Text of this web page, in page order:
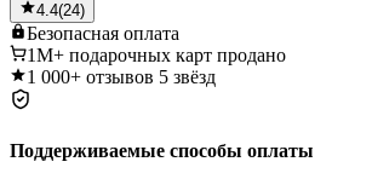
4.4(24)
Безопасная оплата
1M+ подарочных карт продано
1 000+ отзывов 5 звёзд
Поддерживаемые способы оплаты